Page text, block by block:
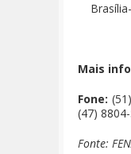
Mais
Fone:
(47)
Fonte: